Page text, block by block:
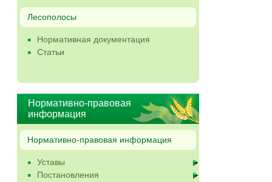
Лесополосы
Нормативная документация
Статьи
Нормативно-правовая
информация
Нормативно-правовая информация
Уставы
Постановления